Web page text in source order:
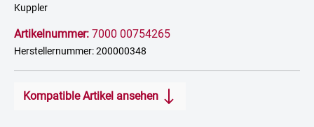
Kuppler
Artikelnummer: 7000 00754265
Herstellernummer: 200000348
Kompatible Artikel ansehen